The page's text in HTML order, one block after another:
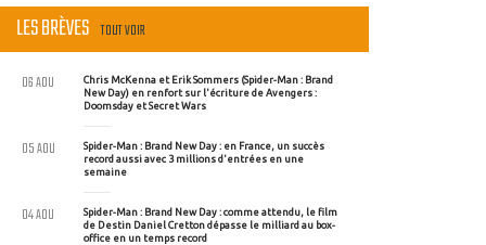
LES BRÈVES TOUT VOIR
Chris McKenna et Erik Sommers (Spider-Man : Brand
New Day) en renfort sur l'écriture de Avengers :
Doomsday et Secret Wars
06 AOU
Spider-Man : Brand New Day : en France, un succès
record aussi avec 3 millions d'entrées en une
semaine
05 AOU
Spider-Man : Brand New Day : comme attendu, le film
de Destin Daniel Cretton dépasse le milliard au box-
office en un temps record
04 AOU